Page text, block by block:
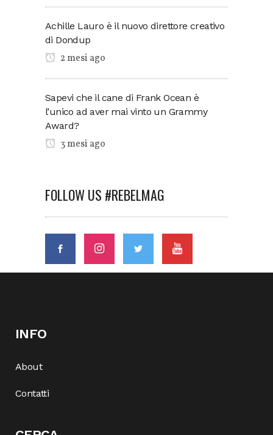
Achille Lauro è il nuovo direttore creativo
di Dondup
2 mesi ago
Sapevi che il cane di Frank Ocean è
l’unico ad aver mai vinto un Grammy
Award?
3 mesi ago
FOLLOW US #REBELMAG
INFO
About
Contatti